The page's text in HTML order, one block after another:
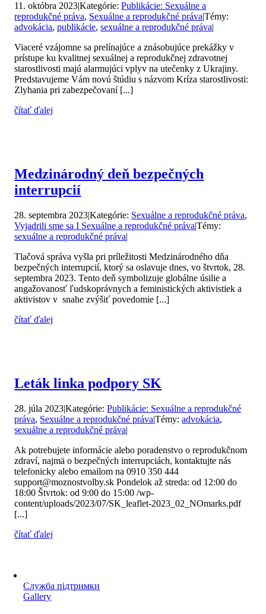
11. októbra 2023|Kategórie:Publikácie: Sexuálne a
reprodukčné práva, Sexuálne a reprodukčné práva|Témy:
advokácia,publikácie,sexuálne a reprodukčné práva|
Viaceré vzájomne sa prelínajúce a znásobujúce prekážky v
prístupe ku kvalitnej sexuálnej a reprodukčnej zdravotnej
starostlivosti majú alarmujúci vplyv na utečenky z Ukrajiny.
Predstavujeme Vám novú štúdiu s názvom Kríza starostlivosti:
Zlyhania pri zabezpečovaní [...]
čítať ďalej
Medzinárodný deň bezpečných
interrupcií
28. septembra 2023|Kategórie: Sexuálne a reprodukčné práva,
Vyjadrili sme sa I Sexuálne a reprodukčné práva|Témy:
sexuálne a reprodukčné práva|
Tlačová správa vyšla pri príležitosti Medzinárodného dňa
bezpečných interrupcií, ktorý sa oslavuje dnes, vo štvrtok, 28.
septembra 2023. Tento deň symbolizuje globálne úsilie a
angažovanosť ľudskoprávnych a feministických aktivistiek a
aktivistov v snahe zvýšiť povedomie [...]
čítať ďalej
Leták linka podpory SK
28. júla 2023|Kategórie:Publikácie: Sexuálne a reprodukčné
práva, Sexuálne a reprodukčné práva|Témy:advokácia,
sexuálne a reprodukčné práva|
Ak potrebujete informácie alebo poradenstvo o reprodukčnom
zdraví, najmä o bezpečných interrupciách, kontaktujte nás
telefonicky alebo emailom na 0910 350 444
support@moznostvolby.sk Pondelok až streda: od 12:00 do
18:00 Štvrtok: od 9:00 do 15:00 /wp-
content/uploads/2023/07/SK_leaflet-2023_02_NOmarks.pdf
[...]
čítať ďalej
Cлужба підтримки
Gallery